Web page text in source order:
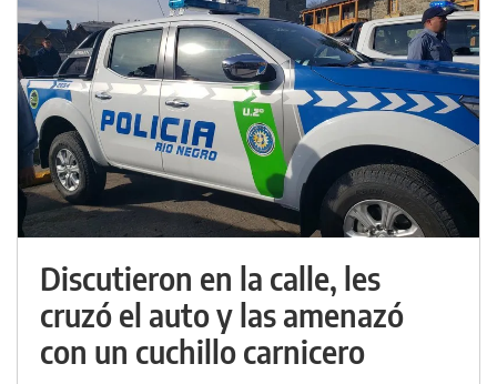
Discutieron en la calle, les
cruzó el auto y las amenazó
con un cuchillo carnicero